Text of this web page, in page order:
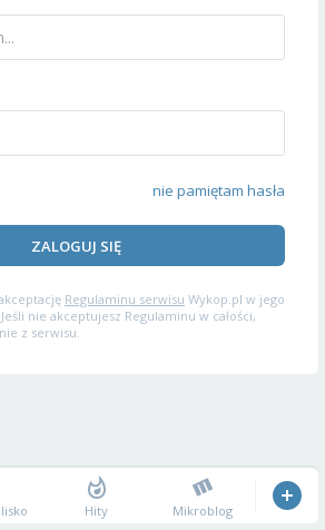
nie pamiętam hasła
ZALOGUJ SIĘ
Regulaminu serwisu Wykop.pl w jego
nie akceptujesz Regulaminu w całości,
z serwisu.
Hity Mikroblog